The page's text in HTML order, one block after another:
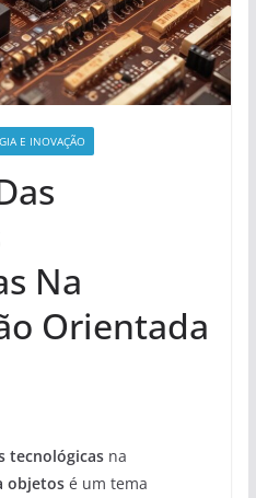
E INOVAÇÃO
Na
Orientada
tecnológicasna
objetosé um tema